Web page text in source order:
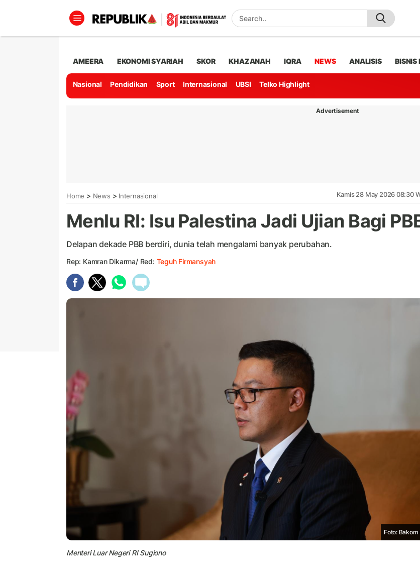
AMEERA EKONOMI SYARIAH SKOR KHAZANAH IQRA NEWS ANALISIS BISNIS
Nasional Pendidikan Sport Internasional UBSI Telko Highlight
Advertisement
Home > News > Internasional Kamis 28 May 2026 08:30
Menlu RI: Isu Palestina Jadi Ujian Bagi
Delapan dekade PBB berdiri, dunia telah mengalami banyak perubahan.
Rep: Kamran Dikarma/ Red: Teguh Firmansyah
Foto: Bakom
Menteri Luar Negeri RI Sugiono